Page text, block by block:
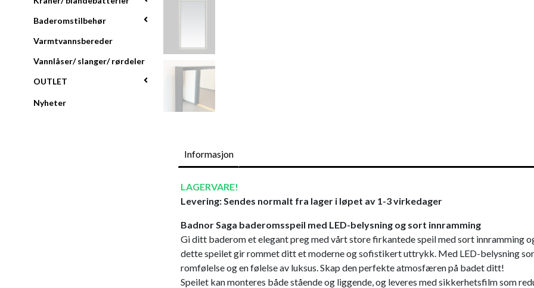
Baderomstilbehør
Varmtvannsbereder
Vannlåser/ slanger/ rørdeler
OUTLET
Nyheter
Informasjon
LAGERVARE!
Levering: Sendes normalt fra lager i løpet av 1-3 virkedager
Badnor Saga baderomsspeil med LED-belysning og sort innramming
Gi ditt baderom et elegant preg med vårt store firkantede speil med sort innramming
dette speilet gir rommet ditt et moderne og sofistikert uttrykk. Med LED-belysning
romfølelse og en følelse av luksus. Skap den perfekte atmosfæren på badet ditt!
Speilet kan monteres både stående og liggende, og leveres med sikkerhetsfilm som